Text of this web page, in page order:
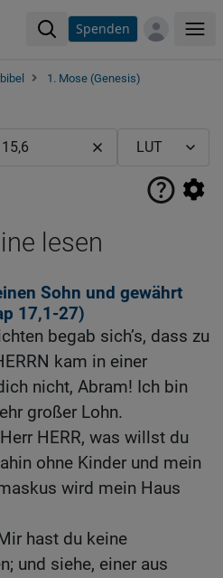
Spenden
1. Mose (Genesis)
lesen
Sohn und gewährt
17,1-27)
begab sich’s, dass zu
kam in einer
nicht, Abram! Ich bin
großer Lohn.
HERR, was willst du
ohne Kinder und mein
wird mein Haus
hast du keine
und siehe, einer aus